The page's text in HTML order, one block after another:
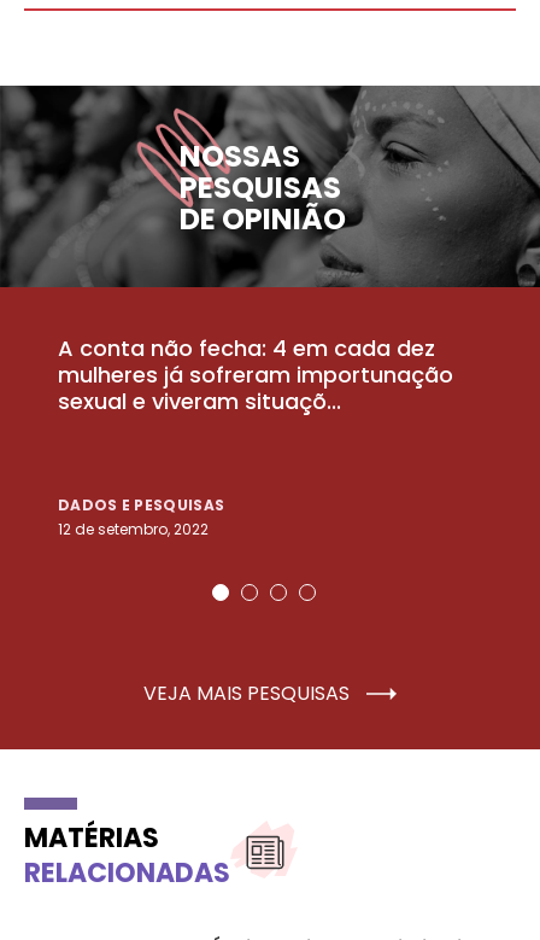
NOSSAS
PESQUISAS
DE OPINIÃO
A conta não fecha: 4 em cada dez
mulheres já sofreram importunação
sexual e viveram situaçõ...
DADOS E PESQUISAS
12 de setembro, 2022
VEJA MAIS PESQUISAS
MATÉRIAS
RELACIONADAS